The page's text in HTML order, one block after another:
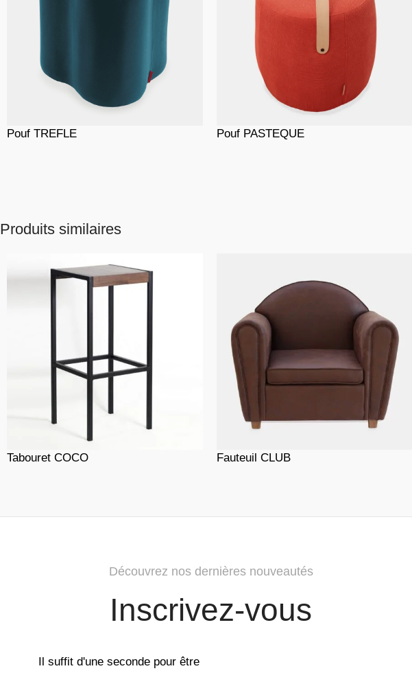
Pouf TREFLE Pouf PASTEQUE
Produits similaires
Tabouret COCO Fauteuil CLUB
Découvrez nos dernières nouveautés
Inscrivez-vous
Il suffit d'une seconde pour être